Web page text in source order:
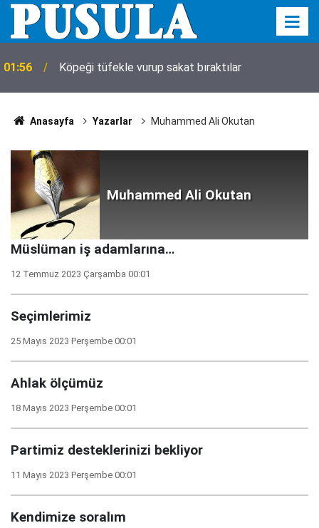
01:56 Köpeği tüfekle vurup sakat bıraktılar
Anasayfa Yazarlar Muhammed Ali Okutan
Muhammed Ali Okutan
Müslüman iş adamlarına…
12 Temmuz 2023 Çarşamba 00:01
Seçimlerimiz
25 Mayıs 2023 Perşembe 00:01
Ahlak ölçümüz
18 Mayıs 2023 Perşembe 00:01
Partimiz desteklerinizi bekliyor
11 Mayıs 2023 Perşembe 00:01
Kendimize soralım